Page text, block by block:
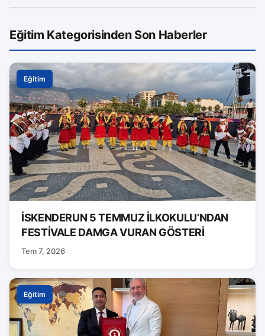
Eğitim Kategorisinden Son Haberler
Eğitim
İSKENDERUN 5 TEMMUZ İLKOKULU’NDAN
FESTİVALE DAMGA VURAN GÖSTERİ
Tem 7, 2026
Eğitim